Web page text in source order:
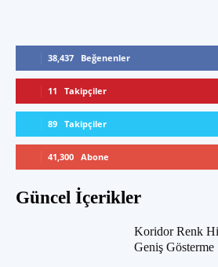
38,437 Beğenenler
11 Takipçiler
89 Takipçiler
41,300 Abone
Güncel İçerikler
Koridor Renk
Geniş Gösterme